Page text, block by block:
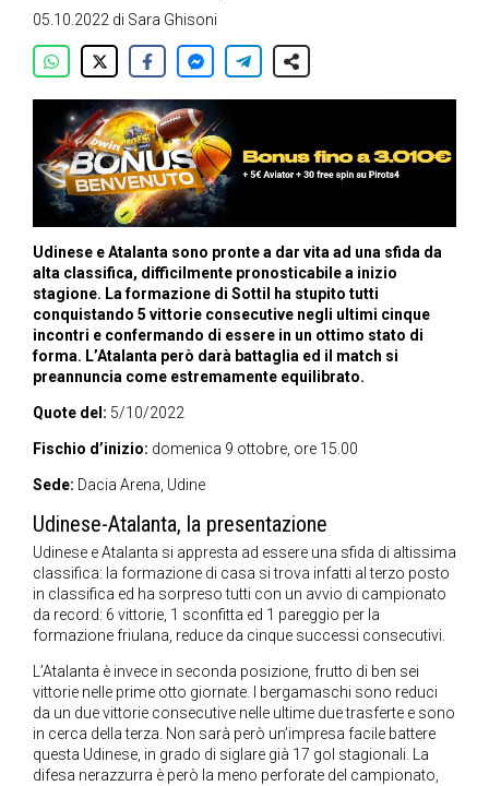
05.10.2022 di Sara Ghisoni
Udinese e Atalanta sono pronte a dar vita ad una sfida da
alta classifica, difficilmente pronosticabile a inizio
stagione. La formazione di Sottil ha stupito tutti
conquistando 5 vittorie consecutive negli ultimi cinque
incontri e confermando di essere in un ottimo stato di
forma. L’Atalanta però darà battaglia ed il match si
preannuncia come estremamente equilibrato.
Quote del: 5/10/2022
Fischio d’inizio: domenica 9 ottobre, ore 15.00
Sede: Dacia Arena, Udine
Udinese-Atalanta, la presentazione
Udinese e Atalanta si appresta ad essere una sfida di altissima
classifica: la formazione di casa si trova infatti al terzo posto
in classifica ed ha sorpreso tutti con un avvio di campionato
da record: 6 vittorie, 1 sconfitta ed 1 pareggio per la
formazione friulana, reduce da cinque successi consecutivi.
L’Atalanta è invece in seconda posizione, frutto di ben sei
vittorie nelle prime otto giornate. I bergamaschi sono reduci
da un due vittorie consecutive nelle ultime due trasferte e sono
in cerca della terza. Non sarà però un’impresa facile battere
questa Udinese, in grado di siglare già 17 gol stagionali. La
difesa nerazzurra è però la meno perforate del campionato,